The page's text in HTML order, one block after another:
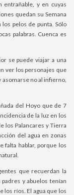
y en cuyas
quedan su Semana
pelos de punta. Sólo
palabras. Cuenca es
se puede viajar a una
ver los personajes que
asomarse no al infierno,
del Hoyo que de 7
de la luz en los
los Palancares y Tierra
del agua en zonas
falta hablar, porque los
que recuerdan la
y abuelos tenían
los ríos. El agua que los